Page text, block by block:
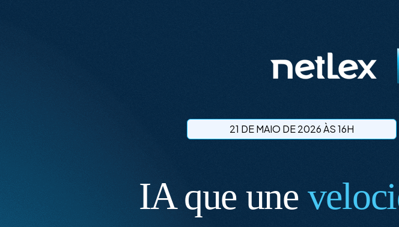
21 DE MAIO DE 2026 ÀS 16H
IA que une veloci